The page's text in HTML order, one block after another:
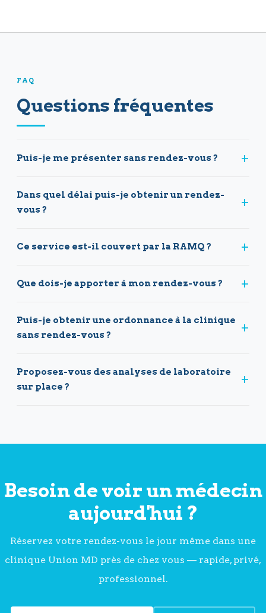
FAQ
Questions fréquentes
Puis-je me présenter sans rendez-vous ? +
Dans quel délai puis-je obtenir un rendez-
vous ?
+
Ce service est-il couvert par la RAMQ ? +
Que dois-je apporter à mon rendez-vous ? +
Puis-je obtenir une ordonnance à la clinique
sans rendez-vous ?
+
Proposez-vous des analyses de laboratoire
sur place ?
+
Besoin de voir un médecin
aujourd'hui ?
Réservez votre rendez-vous le jour même dans une
clinique Union MD près de chez vous — rapide, privé,
professionnel.